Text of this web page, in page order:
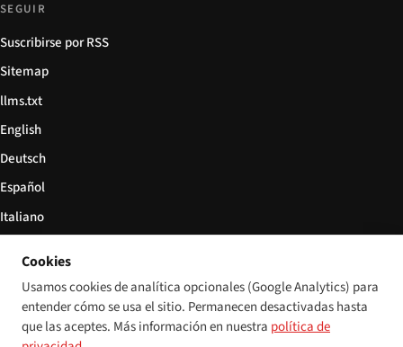
SEGUIR
Suscribirse por RSS
Sitemap
llms.txt
English
Deutsch
Español
Italiano
Cookies
Usamos cookies de analítica opcionales (Google Analytics) para
entender cómo se usa el sitio. Permanecen desactivadas hasta
que las aceptes. Más información en nuestra política de